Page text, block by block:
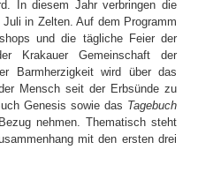
In diesem Jahr verbringen die
in Zelten. Auf dem Programm
und die tägliche Feier der
Krakauer Gemeinschaft der
Barmherzigkeit wird über das
Mensch seit der Erbsünde zu
Genesis sowie das Tagebuch
nehmen. Thematisch steht
mit den ersten drei